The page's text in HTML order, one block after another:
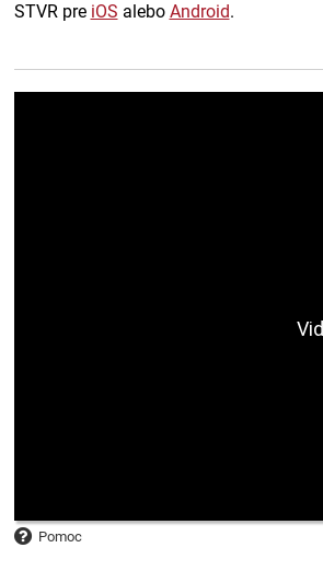
STVR pre iOS alebo Android.
Pomoc